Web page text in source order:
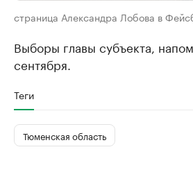
страница Александра Лобова в
Выборы главы субъекта,
сентября.
Теги
Тюменская область